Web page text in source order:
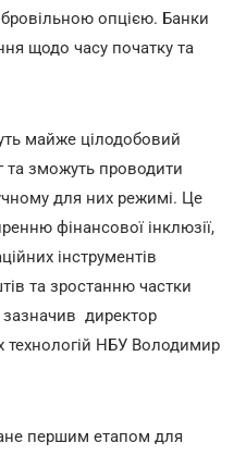
опцією. Банки
щодо часу початку та
майже цілодобовий
та зможуть проводити
для них режимі. Це
фінансової інклюзії,
інструментів
та зростанню частки
зазначив директор
технологій НБУ Володимир
першим етапом для